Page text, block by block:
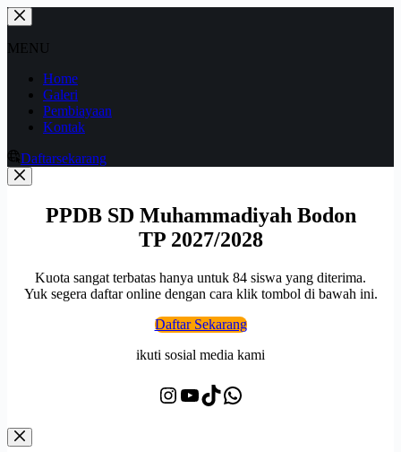
Skip
to
content
MENU
Home
Galeri
Pembiayaan
Kontak
Daftarsekarang
PPDB SD Muhammadiyah Bodon
TP 2027/2028
Kuota sangat terbatas hanya untuk 84 siswa yang diterima.
Yuk segera daftar online dengan cara klik tombol di bawah ini.
Daftar Sekarang
ikuti sosial media kami
Instagram YouTube TikTok WhatsApp